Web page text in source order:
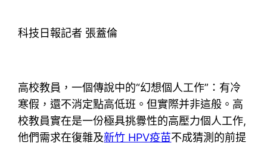
科技日報記者 張蓋倫
高校教員，一個傳說中的“幻想個人工作”：有冷
寒假，還不消定點高低班。但實際并非這般。高
校教員實在是一份極具挑釁性的高壓力個人工作,
他們需求在復雜及新竹 HPV疫苗不成猜測的前提